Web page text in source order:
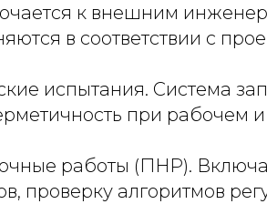
к внешним
в соответствии с
испытания. Система
при
работы (ПНР).
проверку алгоритмов